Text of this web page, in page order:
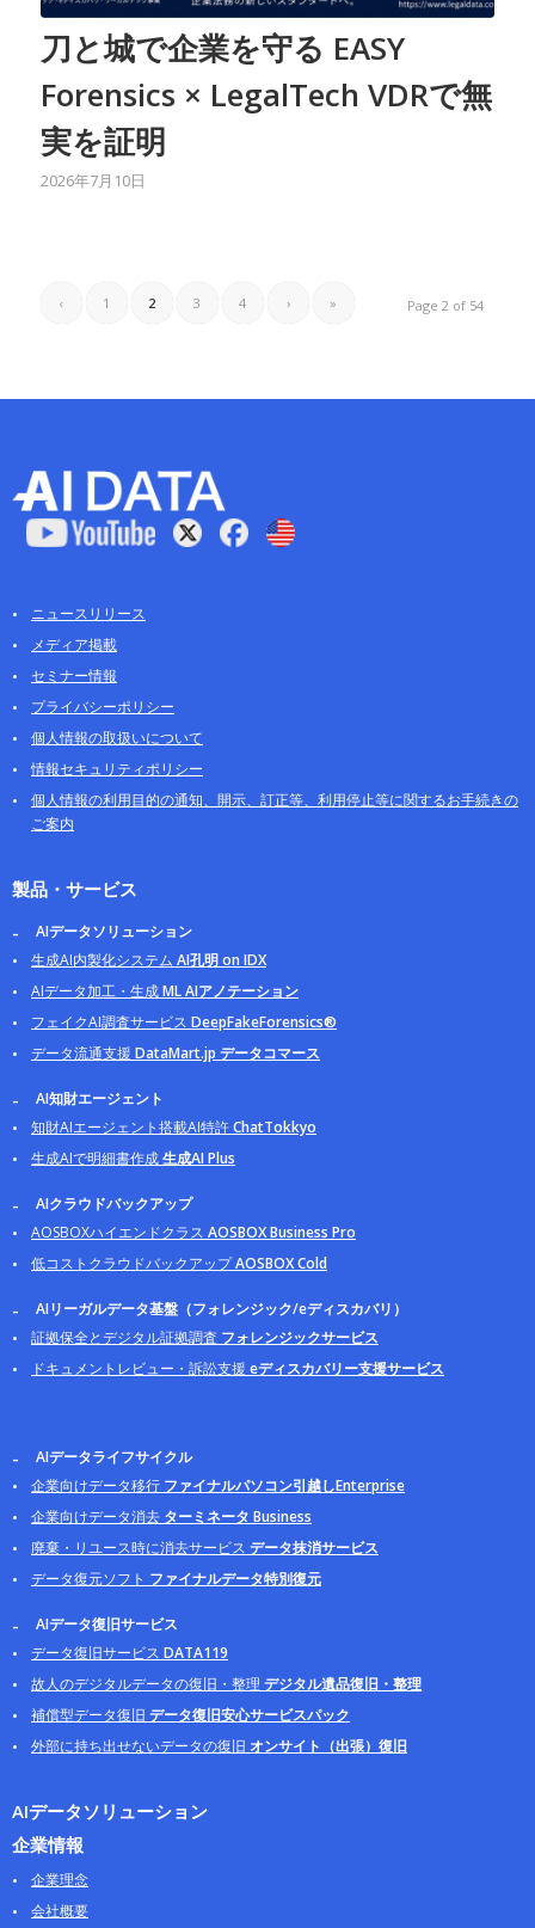
刀と城で企業を守る EASY
Forensics × LegalTech VDRで無
実を証明
2026年7月10日
Page 2 of 54
‹ 1 2 3 4 › »
ニュースリリース
メディア掲載
セミナー情報
プライバシーポリシー
個人情報の取扱いについて
情報セキュリティポリシー
個人情報の利用目的の通知、開示、訂正等、利用停止等に関するお手続きの
ご案内
製品・サービス
AIデータソリューション
生成AI内製化システム AI孔明 on IDX
AIデータ加工・生成ML AIアノテーション
フェイクAI調査サービス DeepFakeForensics®
データ流通支援 DataMart.jp データコマース
AI知財エージェント
知財AIエージェント搭載AI特許ChatTokkyo
生成AIで明細書作成生成AI Plus
AIクラウドバックアップ
AOSBOXハイエンドクラス AOSBOX Business Pro
低コストクラウドバックアップAOSBOX Cold
AIリーガルデータ基盤（フォレンジック/eディスカバリ）
証拠保全とデジタル証拠調査 フォレンジックサービス
ドキュメントレビュー・訴訟支援 eディスカバリー支援サービス
AIデータライフサイクル
企業向けデータ移行 ファイナルパソコン引越しEnterprise
企業向けデータ消去 ターミネータ Business
廃棄・リユース時に消去サービス データ抹消サービス
データ復元ソフト ファイナルデータ特別復元
AIデータ復旧サービス
データ復旧サービス DATA119
故人のデジタルデータの復旧・整理 デジタル遺品復旧・整理
補償型データ復旧 データ復旧安心サービスパック
外部に持ち出せないデータの復旧 オンサイト（出張）復旧
AIデータソリューション
企業情報
企業理念
会社概要